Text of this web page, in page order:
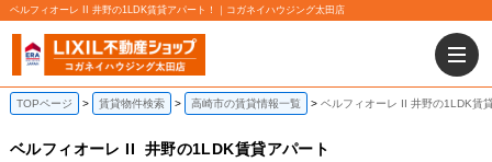
ベルフィオーレ II 井野の1LDK賃貸アパート！｜コガネイハウジング太田店
TOPページ 賃貸物件検索 高崎市の賃貸情報一覧 ベルフィオーレ II 井野の1LDK賃
ベルフィオーレ II 井野の1LDK賃貸アパート